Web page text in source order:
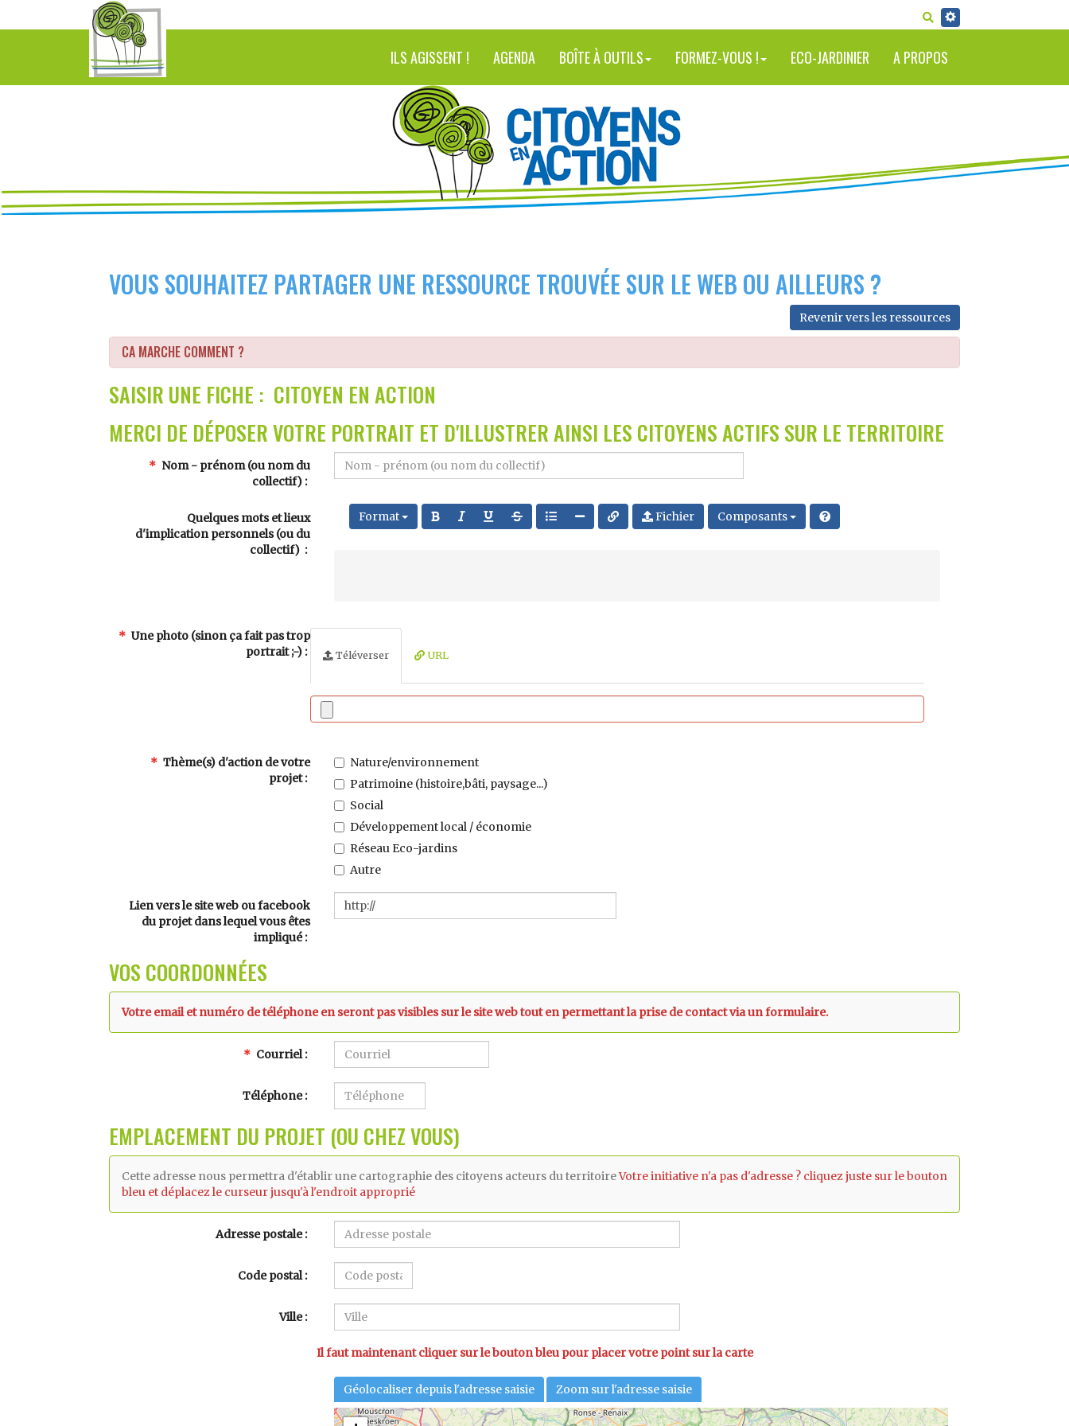
RECHERCHER
ILS AGISSENT ! AGENDA BOÎTE À OUTILS FORMEZ-VOUS ! ECO-JARDINIER A PROPOS
VOUS SOUHAITEZ PARTAGER UNE RESSOURCE TROUVÉE SUR LE WEB OU AILLEURS ?
Revenir vers les ressources
CA MARCHE COMMENT ?
SAISIR UNE FICHE : CITOYEN EN ACTION
MERCI DE DÉPOSER VOTRE PORTRAIT ET D'ILLUSTRER AINSI LES CITOYENS ACTIFS SUR LE TERRITOIRE
Nom - prénom (ou nom du
collectif)
Quelques mots et lieux
d'implication personnels (ou du
collectif)
Format Fichier Composants
Une photo (sinon ça fait pas trop
portrait ;-)
Téléverser URL
Thème(s) d'action de votre
projet
Nature/environnement
Patrimoine (histoire,bâti, paysage...)
Social
Développement local / économie
Réseau Eco-jardins
Autre
Lien vers le site web ou facebook
du projet dans lequel vous êtes
impliqué
VOS COORDONNÉES
Votre email et numéro de téléphone en seront pas visibles sur le site web tout en permettant la prise de contact via un formulaire.
Courriel
Téléphone
EMPLACEMENT DU PROJET (OU CHEZ VOUS)
Cette adresse nous permettra d'établir une cartographie des citoyens acteurs du territoireVotre initiative n'a pas d'adresse ? cliquez juste sur le bouton
bleu et déplacez le curseur jusqu'à l'endroit approprié
Adresse postale
Code postal
Ville
Il faut maintenant cliquer sur le bouton bleu pour placer votre point sur la carte
Géolocaliser depuis l'adresse saisie Zoom sur l'adresse saisie